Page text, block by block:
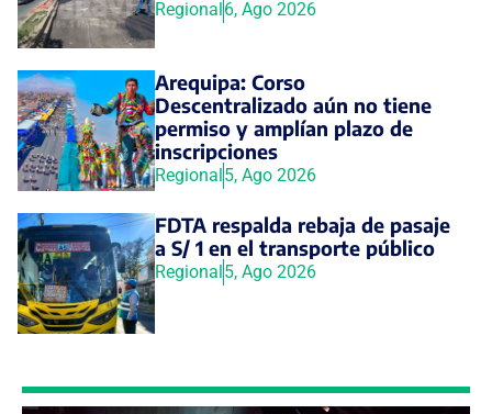
Regional6, Ago 2026
Arequipa: Corso
Descentralizado aún no tiene
permiso y amplían plazo de
inscripciones
Regional5, Ago 2026
FDTA respalda rebaja de pasaje
a S/ 1 en el transporte público
Regional5, Ago 2026